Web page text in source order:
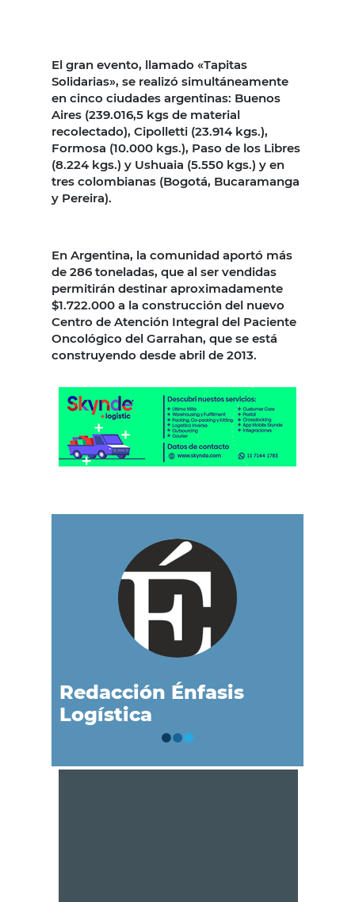
El gran evento, llamado «Tapitas
Solidarias», se realizó simultáneamente
en cinco ciudades argentinas: Buenos
Aires (239.016,5 kgs de material
recolectado), Cipolletti (23.914 kgs.),
Formosa (10.000 kgs.), Paso de los Libres
(8.224 kgs.) y Ushuaia (5.550 kgs.) y en
tres colombianas (Bogotá, Bucaramanga
y Pereira).
En Argentina, la comunidad aportó más
de 286 toneladas, que al ser vendidas
permitirán destinar aproximadamente
$1.722.000 a la construcción del nuevo
Centro de Atención Integral del Paciente
Oncológico del Garrahan, que se está
construyendo desde abril de 2013.
Redacción Énfasis
Logística